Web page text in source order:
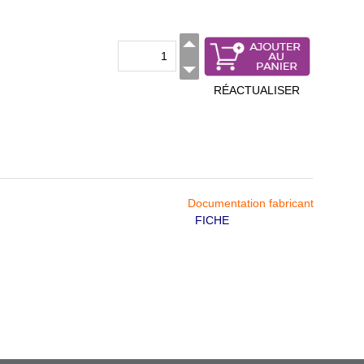
RÉACTUALISER
Documentation fabricant
FICHE